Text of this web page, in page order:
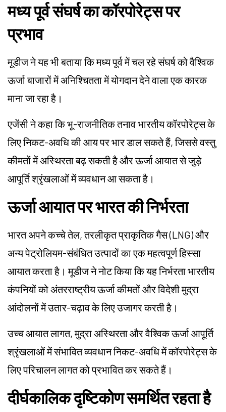
मध्य पूर्व संघर्ष का कॉरपोरेट्स पर
प्रभाव
मूडीज ने यह भी बताया कि मध्य पूर्व में चल रहे संघर्ष को वैश्विक
ऊर्जा बाजारों में अनिश्चितता में योगदान देने वाला एक कारक
माना जा रहा है।
एजेंसी ने कहा कि भू-राजनीतिक तनाव भारतीय कॉरपोरेट्स के
लिए निकट-अवधि की आय पर भार डाल सकते हैं, जिससे वस्तु
कीमतों में अस्थिरता बढ़ सकती है और ऊर्जा आयात से जुड़े
आपूर्ति श्रृंखलाओं में व्यवधान आ सकता है।
ऊर्जा आयात पर भारत की निर्भरता
भारत अपने कच्चे तेल, तरलीकृत प्राकृतिक गैस (LNG) और
अन्य पेट्रोलियम-संबंधित उत्पादों का एक महत्वपूर्ण हिस्सा
आयात करता है। मूडीज ने नोट किया कि यह निर्भरता भारतीय
कंपनियों को अंतरराष्ट्रीय ऊर्जा कीमतों और विदेशी मुद्रा
आंदोलनों में उतार-चढ़ाव के लिए उजागर करती है।
उच्च आयात लागत, मुद्रा अस्थिरता और वैश्विक ऊर्जा आपूर्ति
श्रृंखलाओं में संभावित व्यवधान निकट-अवधि में कॉरपोरेट्स के
लिए परिचालन लागत को प्रभावित कर सकते हैं।
दीर्घकालिक दृष्टिकोण समर्थित रहता है